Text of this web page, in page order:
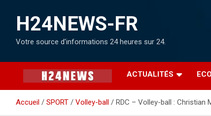
H24NEWS-FR
Votre source d'informations 24 heures sur 24.
ACTUALITÉS
Accueil SPORT Volley-ball RDC – Volley-ball : Christian